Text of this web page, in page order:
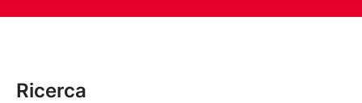
Ricerca